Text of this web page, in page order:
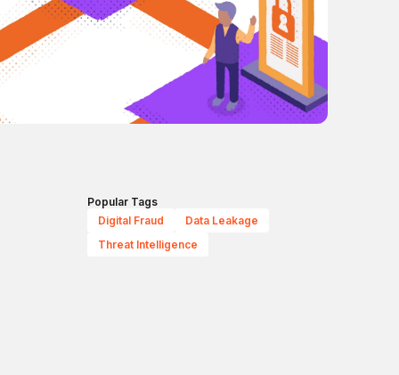
Popular Tags
Digital Fraud
Data Leakage
Threat Intelligence